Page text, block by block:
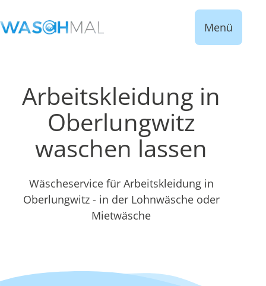
Menü
Arbeitskleidung in
Oberlungwitz
waschen lassen
Wäscheservice für Arbeitskleidung in
Oberlungwitz - in der Lohnwäsche oder
Mietwäsche